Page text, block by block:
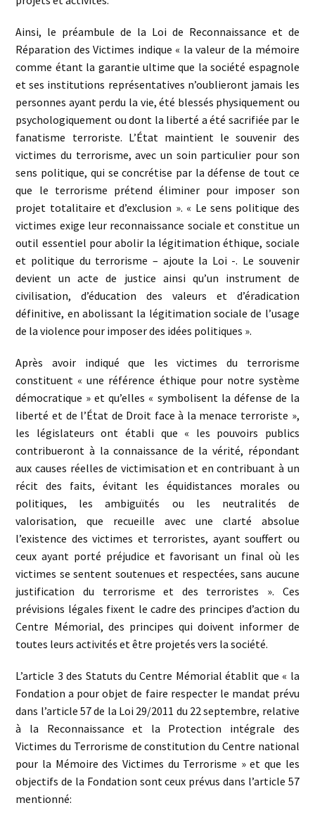
Ainsi, le préambule de la Loi de Reconnaissance et de
Réparation des Victimes indique « la valeur de la mémoire
comme étant la garantie ultime que la société espagnole
et ses institutions représentatives n’oublieront jamais les
personnes ayant perdu la vie, été blessés physiquement ou
psychologiquement ou dont la liberté a été sacrifiée par le
fanatisme terroriste. L’État maintient le souvenir des
victimes du terrorisme, avec un soin particulier pour son
sens politique, qui se concrétise par la défense de tout ce
que le terrorisme prétend éliminer pour imposer son
projet totalitaire et d’exclusion ». « Le sens politique des
victimes exige leur reconnaissance sociale et constitue un
outil essentiel pour abolir la légitimation éthique, sociale
et politique du terrorisme – ajoute la Loi -. Le souvenir
devient un acte de justice ainsi qu’un instrument de
civilisation, d’éducation des valeurs et d’éradication
définitive, en abolissant la légitimation sociale de l’usage
de la violence pour imposer des idées politiques ».
Après avoir indiqué que les victimes du terrorisme
constituent « une référence éthique pour notre système
démocratique » et qu’elles « symbolisent la défense de la
liberté et de l’État de Droit face à la menace terroriste »,
les législateurs ont établi que « les pouvoirs publics
contribueront à la connaissance de la vérité, répondant
aux causes réelles de victimisation et en contribuant à un
récit des faits, évitant les équidistances morales ou
politiques, les ambiguïtés ou les neutralités de
valorisation, que recueille avec une clarté absolue
l’existence des victimes et terroristes, ayant souffert ou
ceux ayant porté préjudice et favorisant un final où les
victimes se sentent soutenues et respectées, sans aucune
justification du terrorisme et des terroristes ». Ces
prévisions légales fixent le cadre des principes d’action du
Centre Mémorial, des principes qui doivent informer de
toutes leurs activités et être projetés vers la société.
L’article 3 des Statuts du Centre Mémorial établit que « la
Fondation a pour objet de faire respecter le mandat prévu
dans l’article 57 de la Loi 29/2011 du 22 septembre, relative
à la Reconnaissance et la Protection intégrale des
Victimes du Terrorisme de constitution du Centre national
pour la Mémoire des Victimes du Terrorisme » et que les
objectifs de la Fondation sont ceux prévus dans l’article 57
mentionné: